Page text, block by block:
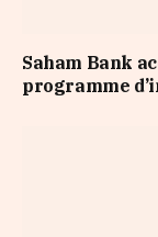
Saham Bank
programme